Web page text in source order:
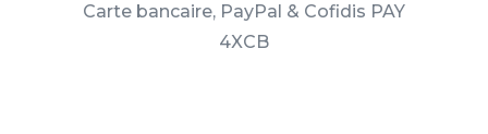
Carte bancaire, PayPal & Cofidis PAY
4XCB